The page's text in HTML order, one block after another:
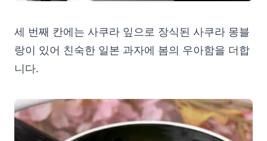
세 번째 칸에는 사쿠라 잎으로 장식된 사쿠라 몽블
랑이 있어 친숙한 일본 과자에 봄의 우아함을 더합
니다.